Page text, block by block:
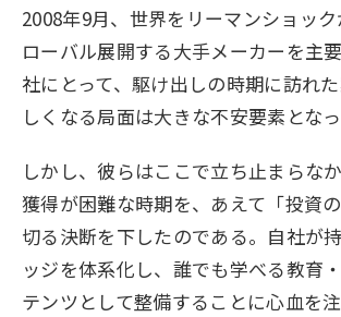
2008年9月、世界をリーマンショッ
ローバル展開する大手メーカーを主
社にとって、駆け出しの時期に訪れ
しくなる局面は大きな不安要素となっ
しかし、彼らはここで立ち止まらな
獲得が困難な時期を、あえて「投資
切る決断を下したのである。自社が
ッジを体系化し、誰でも学べる教育
テンツとして整備することに心血を注